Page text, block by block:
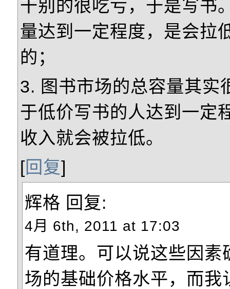
干别的很吃亏，于是写书
量达到一定程度，是会拉
的；
3. 图书市场的总容量其实
于低价写书的人达到一定
收入就会被拉低。
[回复]
辉格 回复:
4月 6th, 2011 at 17:03
有道理。可以说这些因素
场的基础价格水平，而我